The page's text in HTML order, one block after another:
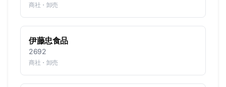
商社・卸売
伊藤忠食品
2692
商社・卸売